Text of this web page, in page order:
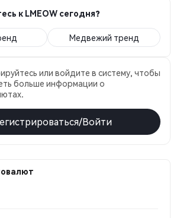
к LMEOW сегодня?
Медвежий тренд
или войдите в систему, чтобы
больше информации о
Войти